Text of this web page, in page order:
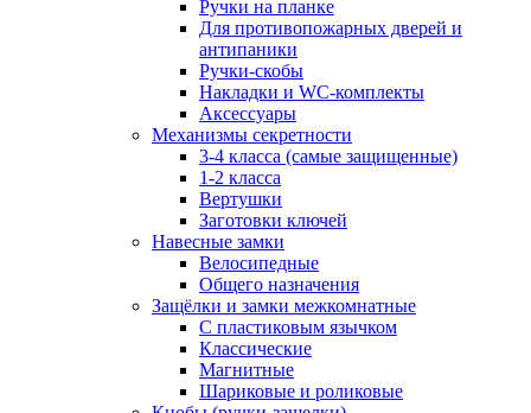
Ручки на планке
Для противопожарных дверей и
антипаники
Ручки-скобы
Накладки и WC-комплекты
Аксессуары
Механизмы секретности
3-4 класса (самые защищенные)
1-2 класса
Вертушки
Заготовки ключей
Навесные замки
Велосипедные
Общего назначения
Защёлки и замки межкомнатные
С пластиковым язычком
Классические
Магнитные
Шариковые и роликовые